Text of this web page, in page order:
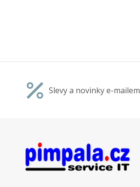
Slevy a novinky e-mailem